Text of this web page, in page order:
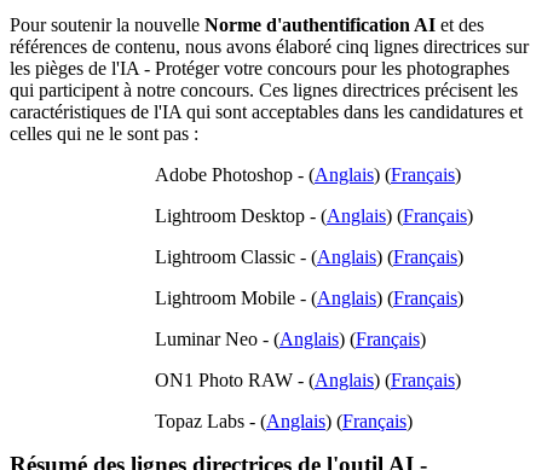
Pour soutenir la nouvelle Norme d'authentification AI et des
références de contenu, nous avons élaboré cinq lignes directrices sur
les pièges de l'IA - Protéger votre concours pour les photographes
qui participent à notre concours. Ces lignes directrices précisent les
caractéristiques de l'IA qui sont acceptables dans les candidatures et
celles qui ne le sont pas :
Adobe Photoshop - (Anglais) (Français)
Lightroom Desktop - (Anglais) (Français)
Lightroom Classic - (Anglais) (Français)
Lightroom Mobile - (Anglais) (Français)
Luminar Neo - (Anglais) (Français)
ON1 Photo RAW - (Anglais) (Français)
Topaz Labs - (Anglais) (Français)
Résumé des lignes directrices de l'outil AI -